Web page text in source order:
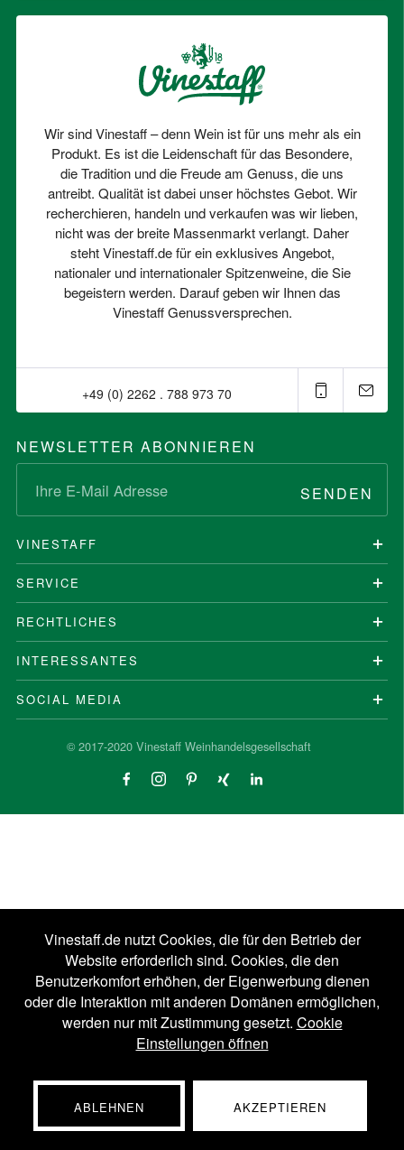
Wir sind Vinestaff – denn Wein ist für uns mehr als ein
Produkt. Es ist die Leidenschaft für das Besondere,
die Tradition und die Freude am Genuss, die uns
antreibt. Qualität ist dabei unser höchstes Gebot. Wir
recherchieren, handeln und verkaufen was wir lieben,
nicht was der breite Massenmarkt verlangt. Daher
steht Vinestaff.de für ein exklusives Angebot,
nationaler und internationaler Spitzenweine, die Sie
begeistern werden. Darauf geben wir Ihnen das
Vinestaff Genussversprechen.
+49 (0) 2262 . 788 973 70⁠
NEWSLETTER ABONNIEREN
SENDEN
VINESTAFF
SERVICE
RECHTLICHES
INTERESSANTES
SOCIAL MEDIA
© 2017-2020 Vinestaff Weinhandelsgesellschaft
Vinestaff.de nutzt Cookies, die für den Betrieb der
Website erforderlich sind. Cookies, die den
Benutzerkomfort erhöhen, der Eigenwerbung dienen
oder die Interaktion mit anderen Domänen ermöglichen,
werden nur mit Zustimmung gesetzt. Cookie
Einstellungen öffnen
ABLEHNEN AKZEPTIEREN